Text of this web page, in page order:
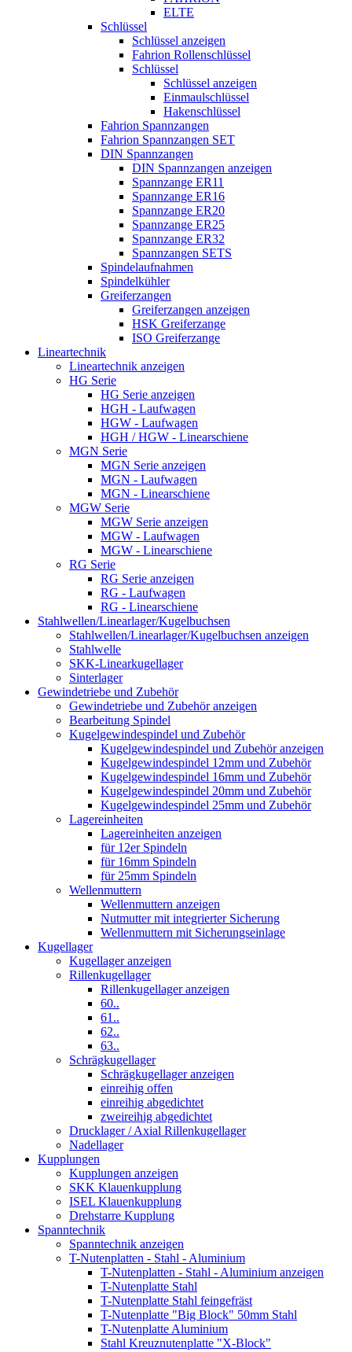
ELTE
Schlüssel
Schlüssel anzeigen
Fahrion Rollenschlüssel
Schlüssel
Schlüssel anzeigen
Einmaulschlüssel
Hakenschlüssel
Fahrion Spannzangen
Fahrion Spannzangen SET
DIN Spannzangen
DIN Spannzangen anzeigen
Spannzange ER11
Spannzange ER16
Spannzange ER20
Spannzange ER25
Spannzange ER32
Spannzangen SETS
Spindelaufnahmen
Spindelkühler
Greiferzangen
Greiferzangen anzeigen
HSK Greiferzange
ISO Greiferzange
Lineartechnik
Lineartechnik anzeigen
HG Serie
HG Serie anzeigen
HGH - Laufwagen
HGW - Laufwagen
HGH / HGW - Linearschiene
MGN Serie
MGN Serie anzeigen
MGN - Laufwagen
MGN - Linearschiene
MGW Serie
MGW Serie anzeigen
MGW - Laufwagen
MGW - Linearschiene
RG Serie
RG Serie anzeigen
RG - Laufwagen
RG - Linearschiene
Stahlwellen/Linearlager/Kugelbuchsen
Stahlwellen/Linearlager/Kugelbuchsen anzeigen
Stahlwelle
SKK-Linearkugellager
Sinterlager
Gewindetriebe und Zubehör
Gewindetriebe und Zubehör anzeigen
Bearbeitung Spindel
Kugelgewindespindel und Zubehör
Kugelgewindespindel und Zubehör anzeigen
Kugelgewindespindel 12mm und Zubehör
Kugelgewindespindel 16mm und Zubehör
Kugelgewindespindel 20mm und Zubehör
Kugelgewindespindel 25mm und Zubehör
Lagereinheiten
Lagereinheiten anzeigen
für 12er Spindeln
für 16mm Spindeln
für 25mm Spindeln
Wellenmuttern
Wellenmuttern anzeigen
Nutmutter mit integrierter Sicherung
Wellenmuttern mit Sicherungseinlage
Kugellager
Kugellager anzeigen
Rillenkugellager
Rillenkugellager anzeigen
60..
61..
62..
63..
Schrägkugellager
Schrägkugellager anzeigen
einreihig offen
einreihig abgedichtet
zweireihig abgedichtet
Drucklager / Axial Rillenkugellager
Nadellager
Kupplungen
Kupplungen anzeigen
SKK Klauenkupplung
ISEL Klauenkupplung
Drehstarre Kupplung
Spanntechnik
Spanntechnik anzeigen
T-Nutenplatten - Stahl - Aluminium
T-Nutenplatten - Stahl - Aluminium anzeigen
T-Nutenplatte Stahl
T-Nutenplatte Stahl feingefräst
T-Nutenplatte "Big Block" 50mm Stahl
T-Nutenplatte Aluminium
Stahl Kreuznutenplatte "X-Block"